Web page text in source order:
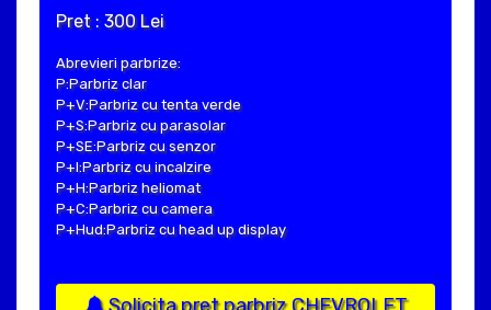
Pret : 300 Lei
Abrevieri parbrize:
P:Parbriz clar
P+V:Parbriz cu tenta verde
P+S:Parbriz cu parasolar
P+SE:Parbriz cu senzor
P+I:Parbriz cu incalzire
P+H:Parbriz heliomat
P+C:Parbriz cu camera
P+Hud:Parbriz cu head up display